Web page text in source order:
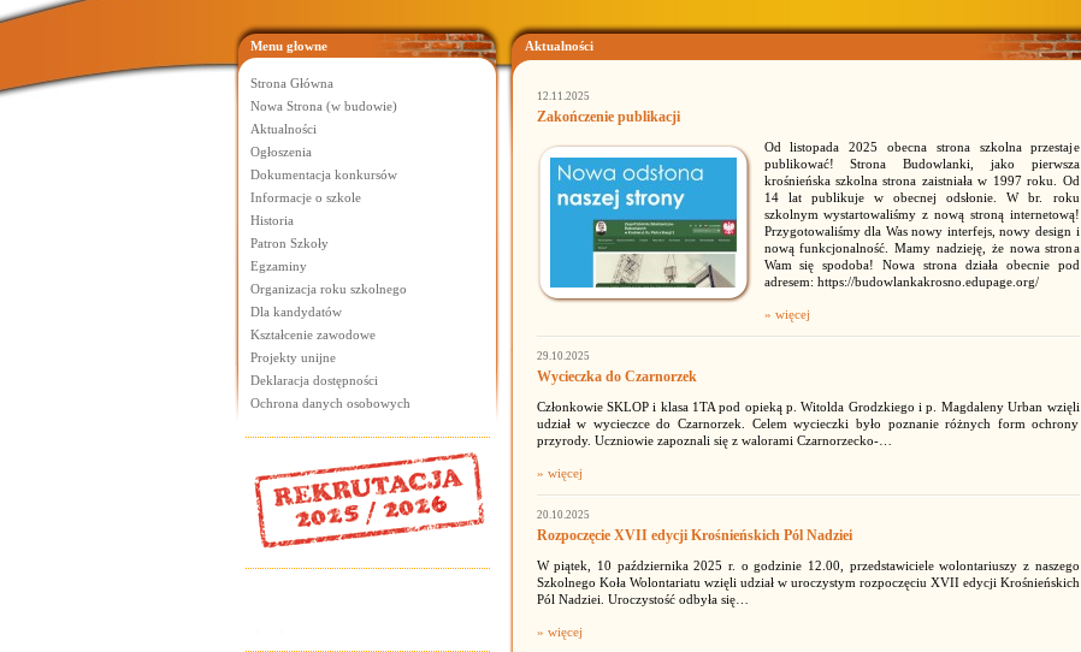
Menu głowne
Strona Główna
Nowa Strona (w budowie)
Aktualności
Ogłoszenia
Dokumentacja konkursów
Informacje o szkole
Historia
Patron Szkoły
Egzaminy
Organizacja roku szkolnego
Dla kandydatów
Kształcenie zawodowe
Projekty unijne
Deklaracja dostępności
Ochrona danych osobowych
Aktualności
12.11.2025
Zakończenie publikacji
Od listopada 2025 obecna strona szkolna przestaje
publikować! Strona Budowlanki, jako pierwsza
krośnieńska szkolna strona zaistniała w 1997 roku. Od
14 lat publikuje w obecnej odsłonie. W br. roku
szkolnym wystartowaliśmy z nową stroną internetową!
Przygotowaliśmy dla Was nowy interfejs, nowy design i
nową funkcjonalność. Mamy nadzieję, że nowa strona
Wam się spodoba! Nowa strona działa obecnie pod
adresem: https://budowlankakrosno.edupage.org/
» więcej
29.10.2025
Wycieczka do Czarnorzek
Członkowie SKLOP i klasa 1TA pod opieką p. Witolda Grodzkiego i p. Magdaleny Urban wzięli
udział w wycieczce do Czarnorzek. Celem wycieczki było poznanie różnych form ochrony
przyrody. Uczniowie zapoznali się z walorami Czarnorzecko-…
» więcej
20.10.2025
Rozpoczęcie XVII edycji Krośnieńskich Pól Nadziei
W piątek, 10 października 2025 r. o godzinie 12.00, przedstawiciele wolontariuszy z naszego
Szkolnego Koła Wolontariatu wzięli udział w uroczystym rozpoczęciu XVII edycji Krośnieńskich
Pól Nadziei. Uroczystość odbyła się…
» więcej